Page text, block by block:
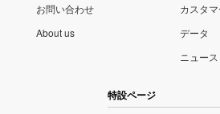
お問い合わせ
About us
カスタ
データ
ニュース
特設ページ